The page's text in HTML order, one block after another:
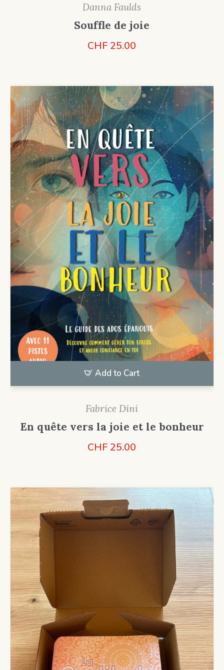
Danna Faulds
Souffle de joie
CHF 25.00
Add to Cart
Fabrice Dini
En quête vers la joie et le bonheur
CHF 25.00